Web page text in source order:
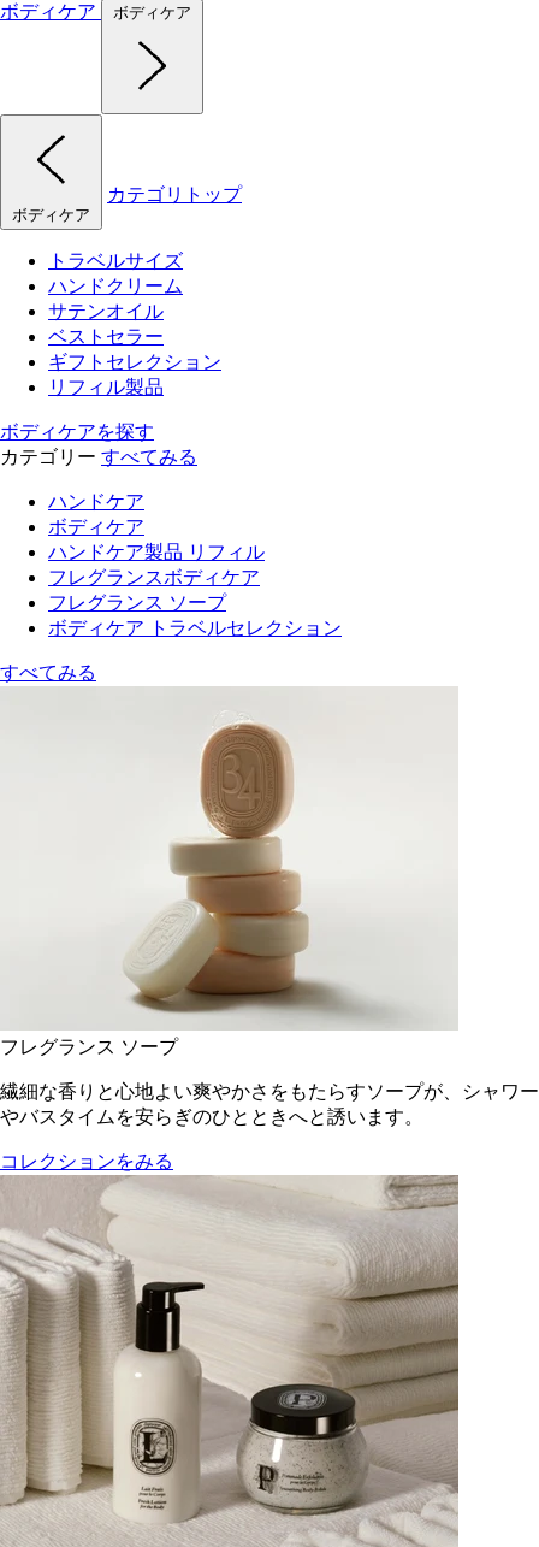
ボディケア
ボディケア
ボディケア
カテゴリトップ
トラベルサイズ
ハンドクリーム
サテンオイル
ベストセラー
ギフトセレクション
リフィル製品
ボディケアを探す
カテゴリー すべてみる
ハンドケア
ボディケア
ハンドケア製品 リフィル
フレグランスボディケア
フレグランス ソープ
ボディケア トラベルセレクション
すべてみる
フレグランス ソープ
繊細な香りと心地よい爽やかさをもたらすソープが、シャワー
やバスタイムを安らぎのひとときへと誘います。
コレクションをみる